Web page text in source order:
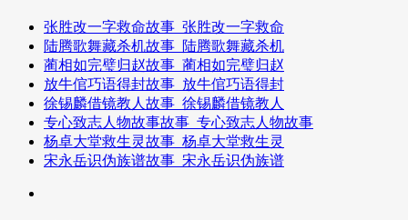
张胜改一字救命故事_张胜改一字救命
陆腾歌舞藏杀机故事_陆腾歌舞藏杀机
蔺相如完璧归赵故事_蔺相如完璧归赵
放牛倌巧语得封故事_放牛倌巧语得封
徐锡麟借镜教人故事_徐锡麟借镜教人
专心致志人物故事故事_专心致志人物故事
杨卓大堂救生灵故事_杨卓大堂救生灵
宋永岳识伪族谱故事_宋永岳识伪族谱